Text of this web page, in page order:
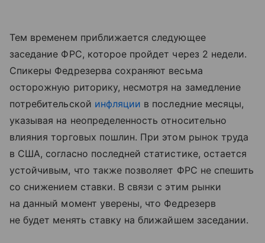
Тем временем приближается следующее
заседание ФРС, которое пройдет через 2 недели.
Спикеры Федрезерва сохраняют весьма
осторожную риторику, несмотря на замедление
потребительской инфляции в последние месяцы,
указывая на неопределенность относительно
влияния торговых пошлин. При этом рынок труда
в США, согласно последней статистике, остается
устойчивым, что также позволяет ФРС не спешить
со снижением ставки. В связи с этим рынки
на данный момент уверены, что Федрезерв
не будет менять ставку на ближайшем заседании.